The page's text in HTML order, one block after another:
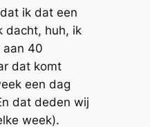
ik dat een
dacht, huh, ik
aan 40
dat komt
een dag
dat deden wij
week).